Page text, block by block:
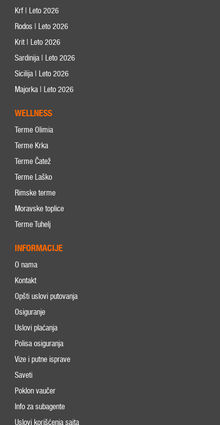
Krf | Leto 2026
Rodos | Leto 2026
Krit | Leto 2026
Sardinija | Leto 2026
Sicilija | Leto 2026
Majorka | Leto 2026
WELLNESS
Terme Olimia
Terme Krka
Terme Čatež
Terme Laško
Rimske terme
Moravske toplice
Terme Tuhelj
INFORMACIJE
O nama
Kontakt
Opšti uslovi putovanja
Osiguranje
Uslovi plaćanja
Polisa osiguranja
Vize i putne isprave
Saveti
Poklon vaučer
Info za subagente
Uslovi korišćenja sajta